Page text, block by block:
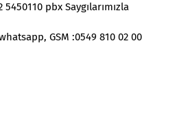
pbx Saygılarımızla
GSM :0549 810 02 00